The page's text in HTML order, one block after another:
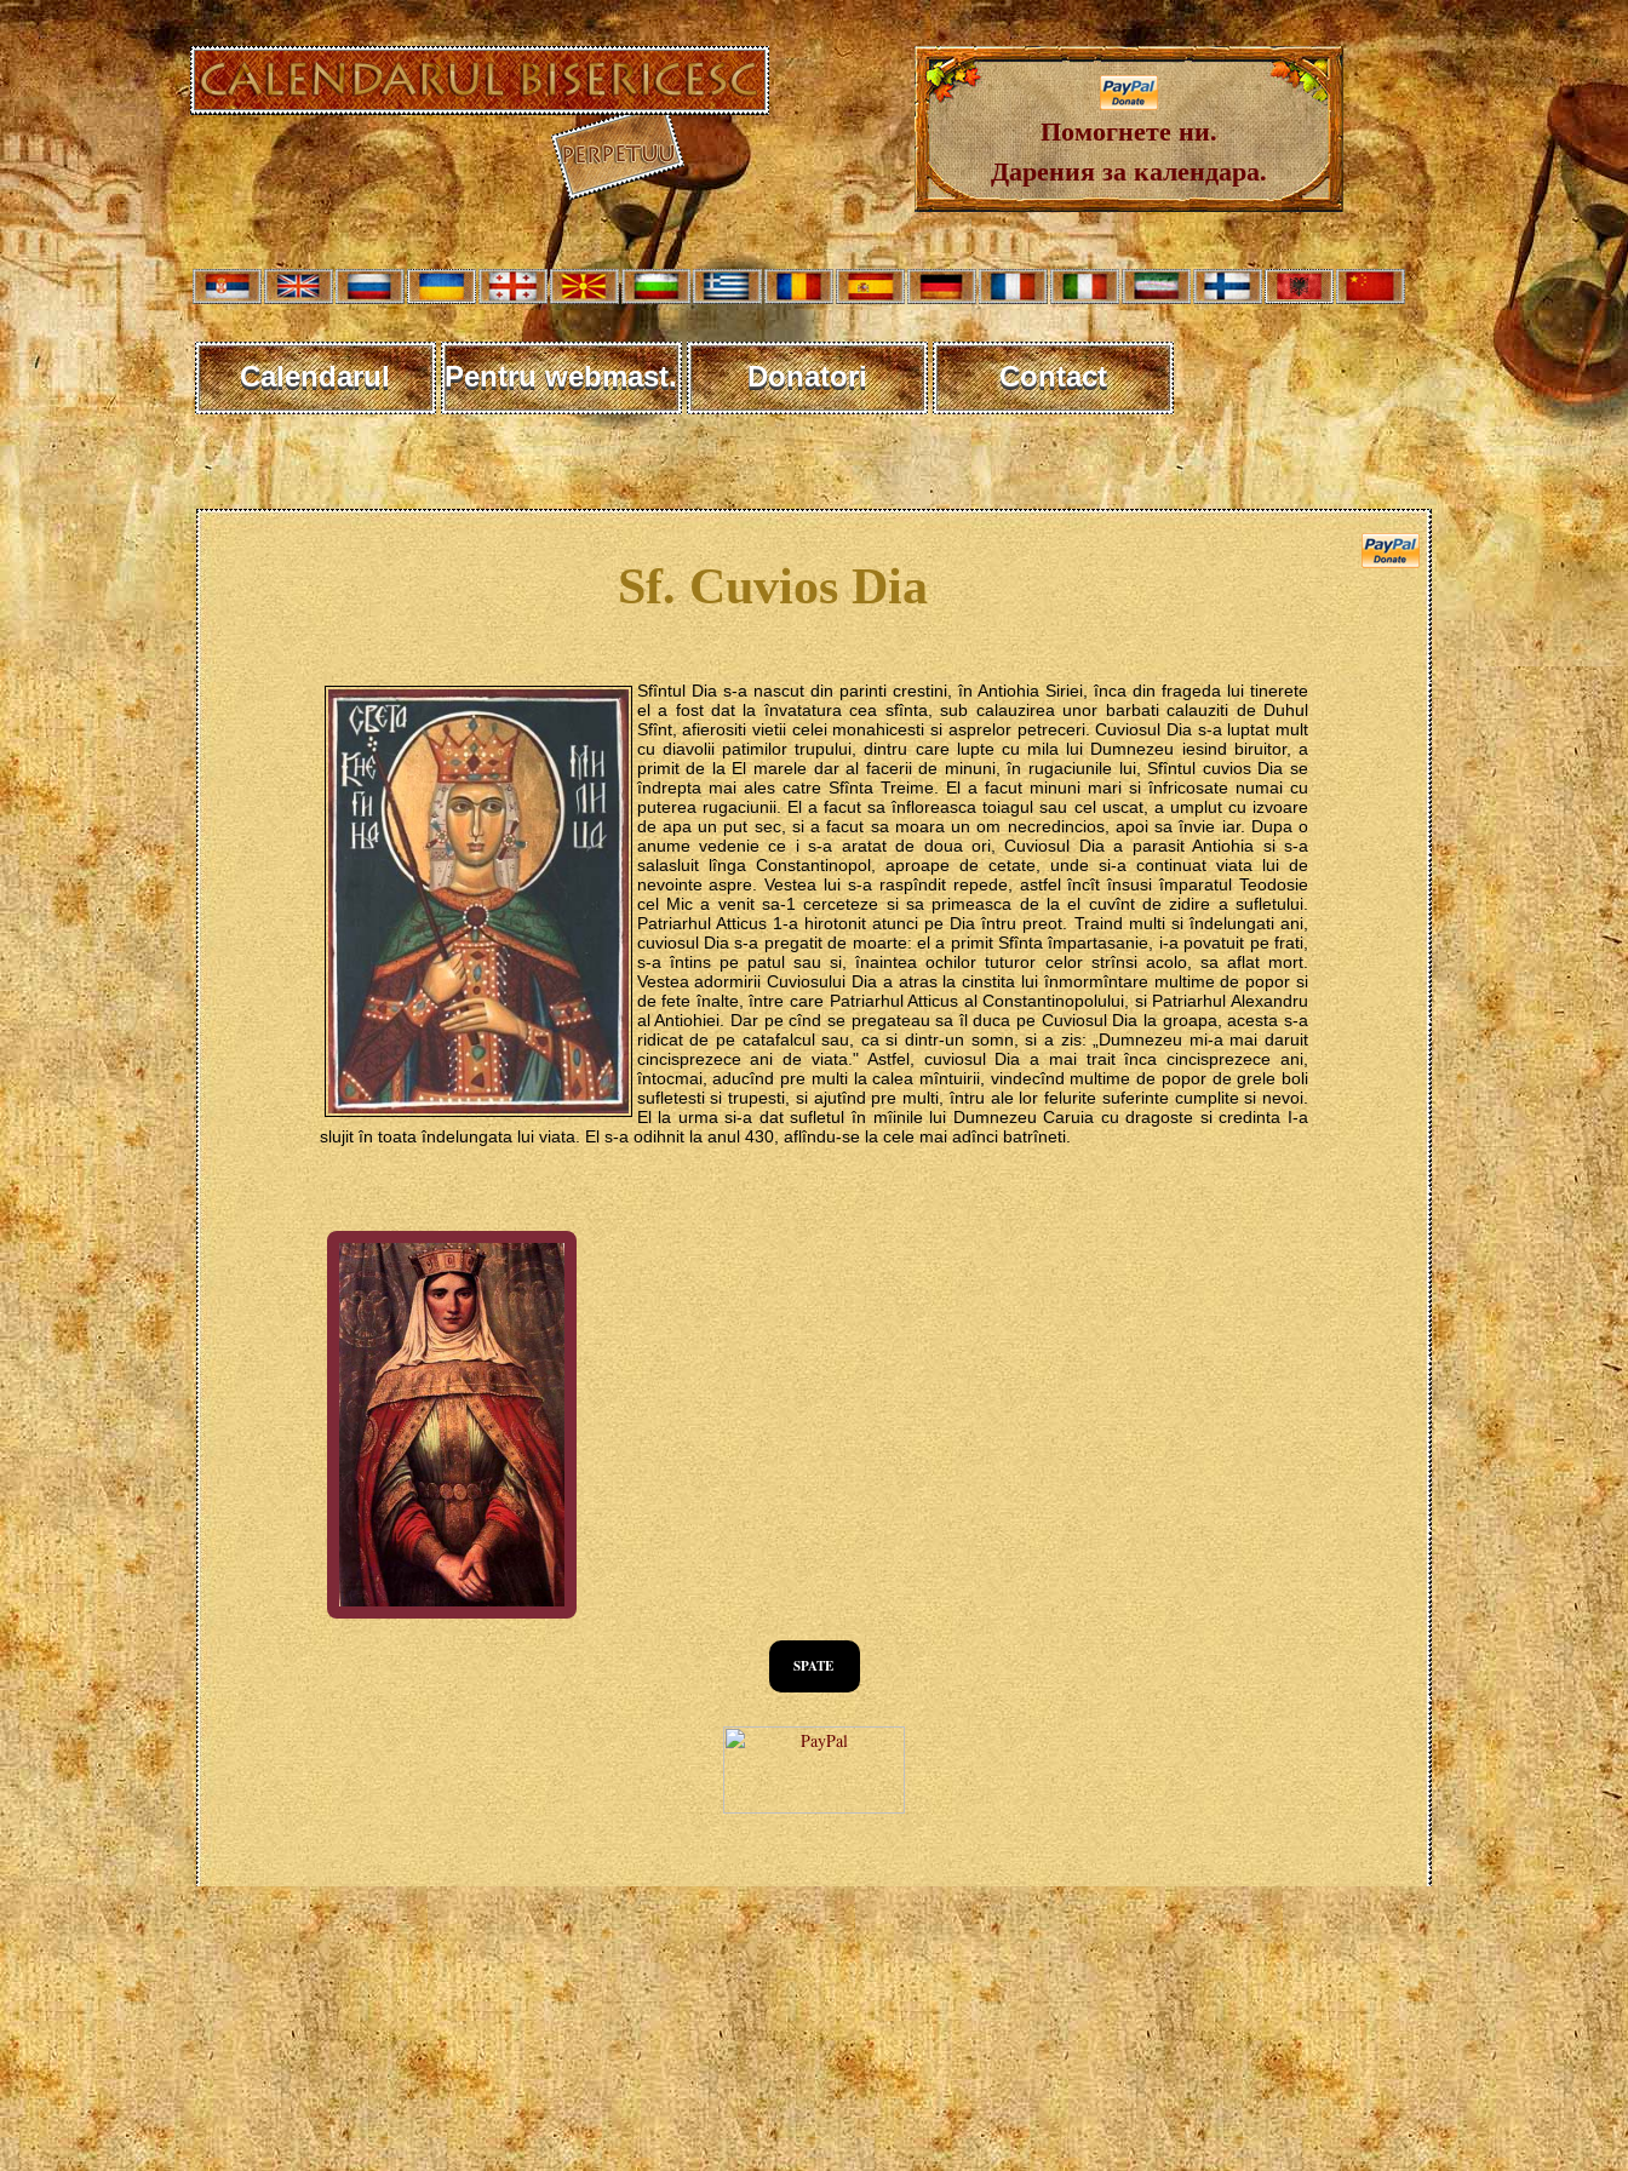
Помогнете ни.
Дарения за календара.
Calendarul Pentru webmast. Donatori Contact
Sf. Cuvios Dia
Sfîntul Dia s-a nascut din parinti crestini, în Antiohia Siriei, înca din frageda lui tinerete
el a fost dat la învatatura cea sfînta, sub calauzirea unor barbati calauziti de Duhul
Sfînt, afierositi vietii celei monahicesti si asprelor petreceri. Cuviosul Dia s-a luptat mult
cu diavolii patimilor trupului, dintru care lupte cu mila lui Dumnezeu iesind biruitor, a
primit de la El marele dar al facerii de minuni, în rugaciunile lui, Sfîntul cuvios Dia se
îndrepta mai ales catre Sfînta Treime. El a facut minuni mari si înfricosate numai cu
puterea rugaciunii. El a facut sa înfloreasca toiagul sau cel uscat, a umplut cu izvoare
de apa un put sec, si a facut sa moara un om necredincios, apoi sa învie iar. Dupa o
anume vedenie ce i s-a aratat de doua ori, Cuviosul Dia a parasit Antiohia si s-a
salasluit lînga Constantinopol, aproape de cetate, unde si-a continuat viata lui de
nevointe aspre. Vestea lui s-a raspîndit repede, astfel încît însusi împaratul Teodosie
cel Mic a venit sa-1 cerceteze si sa primeasca de la el cuvînt de zidire a sufletului.
Patriarhul Atticus 1-a hirotonit atunci pe Dia întru preot. Traind multi si îndelungati ani,
cuviosul Dia s-a pregatit de moarte: el a primit Sfînta împartasanie, i-a povatuit pe frati,
s-a întins pe patul sau si, înaintea ochilor tuturor celor strînsi acolo, sa aflat mort.
Vestea adormirii Cuviosului Dia a atras la cinstita lui înmormîntare multime de popor si
de fete înalte, între care Patriarhul Atticus al Constantinopolului, si Patriarhul Alexandru
al Antiohiei. Dar pe cînd se pregateau sa îl duca pe Cuviosul Dia la groapa, acesta s-a
ridicat de pe catafalcul sau, ca si dintr-un somn, si a zis: „Dumnezeu mi-a mai daruit
cincisprezece ani de viata." Astfel, cuviosul Dia a mai trait înca cincisprezece ani,
întocmai, aducînd pre multi la calea mîntuirii, vindecînd multime de popor de grele boli
sufletesti si trupesti, si ajutînd pre multi, întru ale lor felurite suferinte cumplite si nevoi.
El la urma si-a dat sufletul în mîinile lui Dumnezeu Caruia cu dragoste si credinta I-a
slujit în toata îndelungata lui viata. El s-a odihnit la anul 430, aflîndu-se la cele mai adînci batrîneti.
SPATE